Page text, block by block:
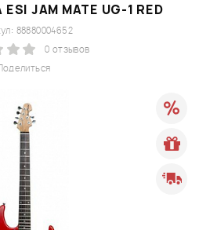
JAM MATE UG-1 RED
88880004652
0 отзывов